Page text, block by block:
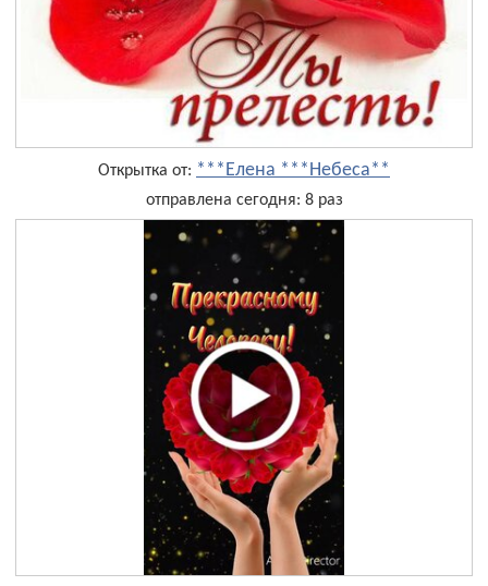
Открытка от: ***Елена ***Небеса**
отправлена сегодня: 8 раз